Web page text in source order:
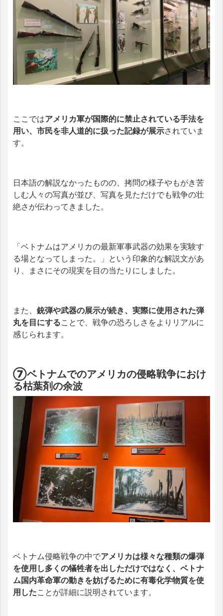
ここではアメリカ軍が国際的に禁止されている手法を
用い、市民を非人道的に扱った記録が展示されていま
す。
日本語の解説なかったものの、拷問の様子やもがき苦
しむ人々の写真が並び、写真を見ただけでも戦争の壮
絶さが伝わってきました。
「ベトナムはアメリカの最新軍事武器の効果を実験す
る場となってしまった。」という印象的な解説文があ
り、まさにその現実を目の当たりにしました。
また、 銃弾や武器の展示が続き、実際に使用された弾
丸を目にすることで、戦争の恐ろしさをよりリアルに
感じられます。
⑦ベトナムでのアメリカの侵略戦争におけ
る枯葉剤の余波
ベトナム侵略戦争の中でアメリカは様々な種類の爆弾
を使用し多くの犠牲者を出しただけではなく、ベトナ
ム国内革命軍の動きを妨げるために有毒化学物質を使
用したことが詳細に説明されています。